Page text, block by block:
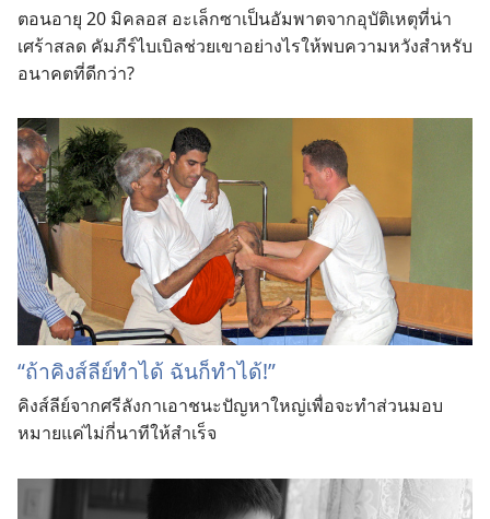
ตอนอายุ 20 มิคลอส อะเล็กซาเป็นอัมพาตจากอุบัติเหตุที่น่า
เศร้าสลด คัมภีร์ไบเบิลช่วยเขาอย่างไรให้พบความหวังสำหรับ
อนาคตที่ดีกว่า?
“ถ้าคิงส์ลีย์ทำได้ ฉันก็ทำได้!”
คิงส์ลีย์จากศรีลังกาเอาชนะปัญหาใหญ่เพื่อจะทำส่วนมอบ
หมายแค่ไม่กี่นาทีให้สำเร็จ